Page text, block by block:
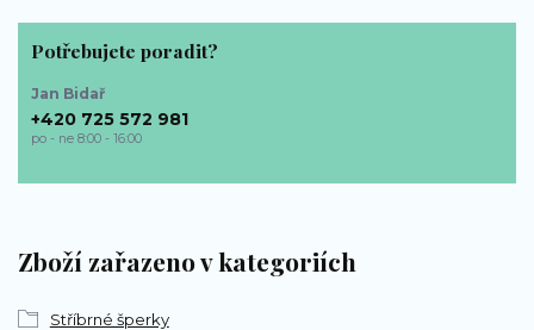
Zboží zařazeno v kategoriích
Stříbrné šperky
Potřebujete poradit?
Jan Bidař
+420 725 572 981
po - ne 8:00 - 16:00